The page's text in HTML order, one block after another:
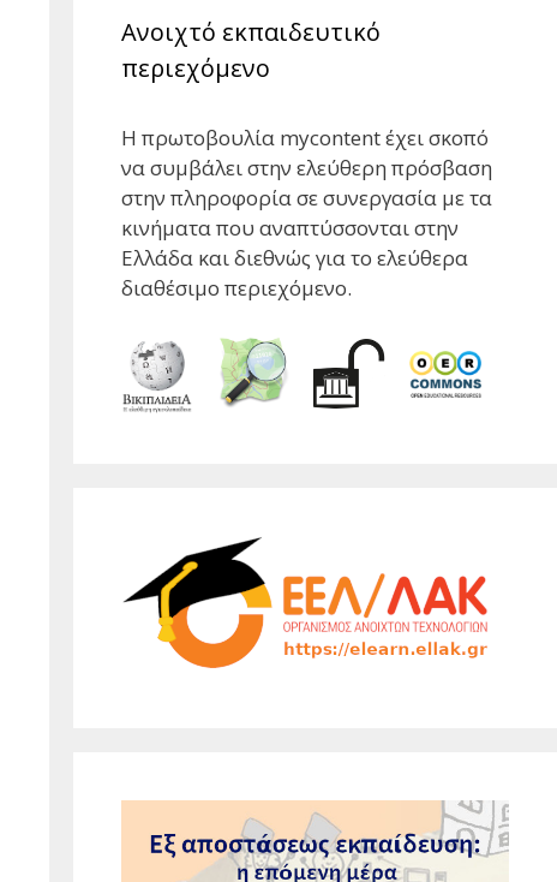
Ανοιχτό εκπαιδευτικό
περιεχόμενο
Η πρωτοβουλία mycontent έχει σκοπό
να συμβάλει στην ελεύθερη πρόσβαση
στην πληροφορία σε συνεργασία με τα
κινήματα που αναπτύσσονται στην
Ελλάδα και διεθνώς για το ελεύθερα
διαθέσιμο περιεχόμενο.